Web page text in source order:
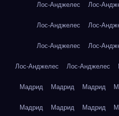
Лос-Анджелес Лос-
Лос-Анджелес Лос-
Лос-Анджелес Лос-
Лос-Анджелес Лос-Анджелес
Мадрид Мадрид Мадрид
Мадрид Мадрид Мадрид